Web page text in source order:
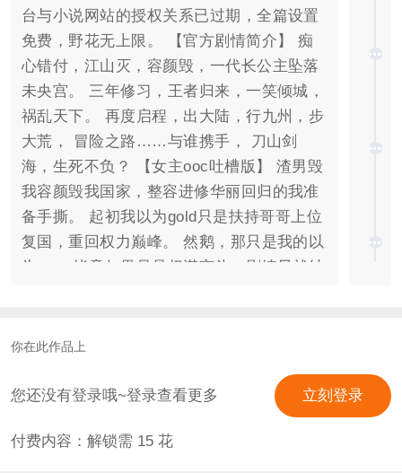
台与小说网站的授权关系已过期，全篇设置
免费，野花无上限。 【官方剧情简介】 痴
心错付，江山灭，容颜毁，一代长公主坠落
未央宫。 三年修习，王者归来，一笑倾城，
祸乱天下。 再度启程，出大陆，行九州，步
大荒， 冒险之路……与谁携手， 刀山剑
海，生死不负？ 【女主ooc吐槽版】 渣男毁
我容颜毁我国家，整容进修华丽回归的我准
备手撕。 起初我以为gold只是扶持哥哥上位
复国，重回权力巅峰。 然鹅，那只是我的以
为…… 毕竟如果只是权谋宫斗，剧情早就结
还强悍，人家怀胎三年，我却被怀了整整三
上刀山下火海，我羡慕了。 所以，为了整明
我也是个女强，为了找到亲妈， 我带着我的
一众后宫冒险出发…… 【关于男主线】 请
你在此作品上
您还没有登录哦~登录查看更多 立刻登录
付费内容：解锁需 15花